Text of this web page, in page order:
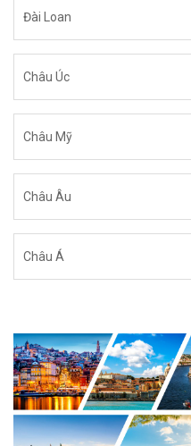
Đài Loan
Châu Úc
Châu Mỹ
Châu Âu
Châu Á